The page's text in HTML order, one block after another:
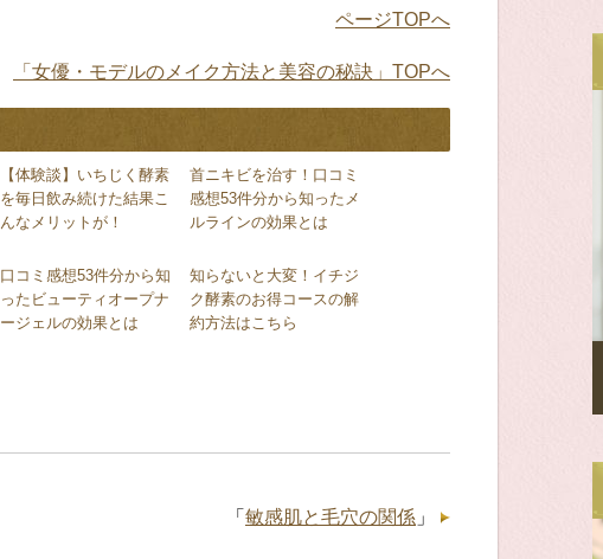
ページTOPへ
「女優・モデルのメイク方法と美容の秘訣」TOPへ
【体験談】いちじく酵素
を毎日飲み続けた結果こ
んなメリットが！
首ニキビを治す！口コミ
感想53件分から知ったメ
ルラインの効果とは
口コミ感想53件分から知
ったビューティオープナ
ージェルの効果とは
知らないと大変！イチジ
ク酵素のお得コースの解
約方法はこちら
「 敏感肌と毛穴の関係 」